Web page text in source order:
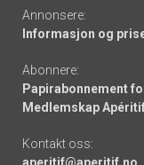
Annonsere:
Informasjon og
Abonnere:
Papirabonnement
Medlemskap
Kontakt oss: